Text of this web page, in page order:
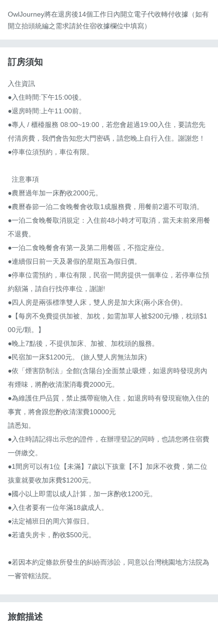
OwlJourney將在退房後14個工作日內開立電子代收轉付收據（如有
開立抬頭統編之需求請於住宿收據欄位中填寫）
訂房須知
入住資訊
●入住時間:下午15:00後。
●退房時間:上午11:00前。
●專人 / 櫃檯服務 08:00~19:00，若您會超過19:00入住，要請您先
付清房費，我們會告知您大門密碼，請您晚上自行入住。謝謝您！
●停車位須預約，車位有限。
●農曆過年加一床酌收2000元。
●農曆春節一泊二食晚餐會收取1成服務費，用餐前2週不可取消。
●一泊二食晚餐取消規定：入住前48小時才可取消，當天未前來用餐
不退費。
●一泊二食晚餐會有第一及第二用餐區，不指定座位。
●連續假日前一天及暑假的星期五為假日價。
●停車位需預約，車位有限，民宿一間房提供一個車位，若停車位預
約額滿，請自行找停車位，謝謝!
●四人房是兩張標準雙人床，雙人房是加大床(兩小床合併)。
●【每房不免費提供加被、加枕，如需加單人被$200元/條，枕頭$1
00元/顆。】
●晚上7點後，不提供加床、加被、加枕頭的服務。
●民宿加一床$1200元。 (旅人雙人房無法加床)
●依「煙害防制法」全館(含陽台)全面禁止吸煙，如退房時發現房內
有煙味，將酌收清潔消毒費2000元。
●為維護住戶品質，禁止攜帶寵物入住，如退房時有發現寵物入住的
事實，將會跟您酌收清潔費10000元
請悉知。
●入住時請記得出示您的證件，在辦理登記的同時，也請您將住宿費
一併繳交。
●1間房可以有1位【未滿】7歲以下孩童【不】加床不收費，第二位
孩童就要收加床費$1200元。
●國小以上即需以成人計算，加一床酌收1200元。
●入住者要有一位年滿18歲成人。
●法定補班日的周六算假日。
●若遺失房卡，酌收$500元。
●若因本約定條款所發生的糾紛而涉訟，同意以台灣桃園地方法院為
一審管轄法院。
旅館描述